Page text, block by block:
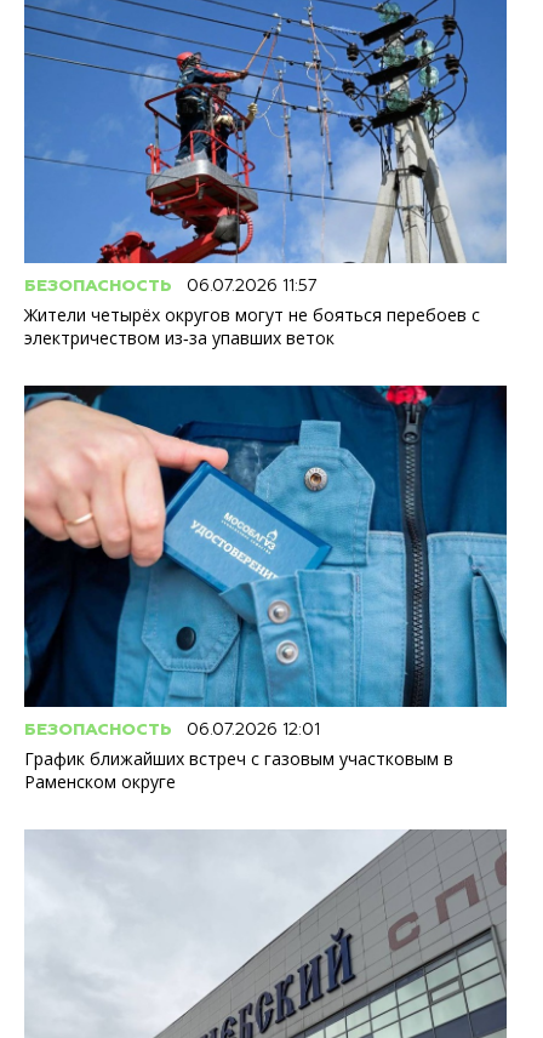
БЕЗОПАСНОСТЬ 06.07.2026 11:57
Жители четырёх округов могут не бояться перебоев с
электричеством из‑за упавших веток
БЕЗОПАСНОСТЬ 06.07.2026 12:01
График ближайших встреч с газовым участковым в
Раменском округе